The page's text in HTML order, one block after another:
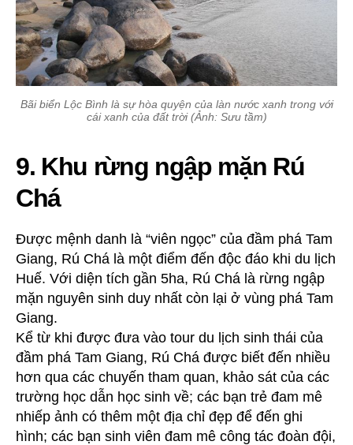
Bãi biển Lộc Bình là sự hòa quyện của làn nước xanh trong với
cái xanh của đất trời (Ảnh: Sưu tầm)
9. Khu rừng ngập mặn Rú
Chá
Được mệnh danh là “viên ngọc” của đầm phá Tam
Giang, Rú Chá là một điểm đến độc đáo khi du lịch
Huế. Với diện tích gần 5ha, Rú Chá là rừng ngập
mặn nguyên sinh duy nhất còn lại ở vùng phá Tam
Giang.
Kể từ khi được đưa vào tour du lịch sinh thái của
đầm phá Tam Giang, Rú Chá được biết đến nhiều
hơn qua các chuyến tham quan, khảo sát của các
trường học dẫn học sinh về; các bạn trẻ đam mê
nhiếp ảnh có thêm một địa chỉ đẹp để đến ghi
hình; các bạn sinh viên đam mê công tác đoàn đội,